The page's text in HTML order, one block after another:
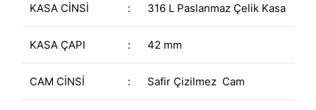
KASA CİNSİ : 316 L Paslanmaz Çelik Kasa
KASA ÇAPI : 42 mm
CAM CİNSİ : Safir Çizilmez Cam